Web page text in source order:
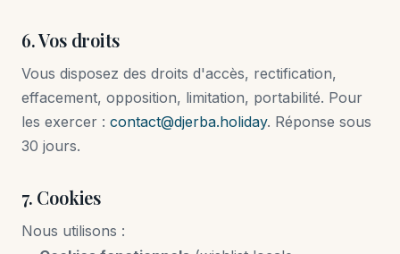
6. Vos droits
Vous disposez des droits d'accès, rectification,
effacement, opposition, limitation, portabilité. Pour
les exercer : contact@djerba.holiday. Réponse sous
30 jours.
7. Cookies
Nous utilisons :